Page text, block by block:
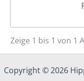
Zeige 1 bis 1 von 1
Copyright © 2026